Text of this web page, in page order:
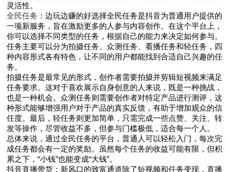
灵活性。
全民任务 ：边玩边赚的好选择全民任务是抖音为普通用户提供的
一项新服务，旨在激励更多的人参与内容创作。在这个平台上，
你可以选择不同类型的任务，根据自己的能力来决定如何参与。
任务主要可以分为拍摄任务、众测任务、看播任务和轻任务，四
种内容形式各有特色，让不同的用户都能找到合适自己兴趣的任
务。
拍摄任务是最常见的形式，创作者需要拍摄并剪辑短视频来满足
任务要求。这对于喜欢展示自身创意的人来说，既是一种挑战，
也是一种机会。众测任务则需要创作者对特定产品进行测评，这
种形式能够增强用户对于产品的真实反馈，有助于增加观众的信
任度。最后，轻任务则更加简单，只需完成一些点赞、关注、转
发等操作，尽管收益不多，但参与门槛极低，适合每一个人。
总体来说，通过全民任务的平台，普通人可以轻松入门，每次完
成任务都会有一定的奖励。虽然每个任务的收益可能有限，但积
累之下，“小钱”也能变成“大钱”。
抖音直播带货：新风口的致富通道除了短视频和任务变现，直播